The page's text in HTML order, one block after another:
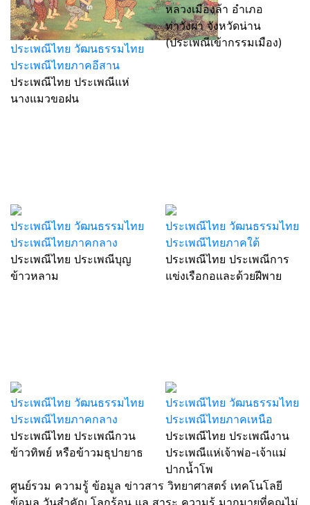
ประเพณีไทย วัฒนธรรมไทย
ประเพณีไทยภาคอีสาน
ประเพณีไทย ประเพณีแห่
นางแมวขอฝน
หลวงเมืองล้า อำเภอ
ท่าวังผา จังหวัดน่าน
(ประเพณีเข้ากรรมเมือง)
ประเพณีไทย วัฒนธรรมไทย
ประเพณีไทยภาคกลาง
ประเพณีไทย ประเพณีบุญ
ข้าวหลาม
ประเพณีไทย วัฒนธรรมไทย
ประเพณีไทยภาคใต้
ประเพณีไทย ประเพณีการ
แข่งเรือกอและด้วยฝีพาย
ประเพณีไทย วัฒนธรรมไทย
ประเพณีไทยภาคกลาง
ประเพณีไทย ประเพณีกวน
ข้าวทิพย์ หรือข้าวมธุปายาธ
ประเพณีไทย วัฒนธรรมไทย
ประเพณีไทยภาคเหนือ
ประเพณีไทย ประเพณีงาน
ประเพณีแห่เจ้าพ่อ-เจ้าแม่
ปากน้ำโพ
ศูนย์รวม ความรู้ ข้อมูล ข่าวสาร วิทยาศาสตร์ เทคโนโลยี